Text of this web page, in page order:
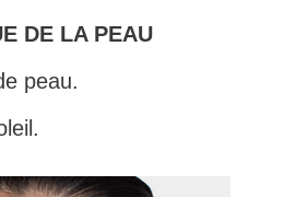
DE LA PEAU
peau.